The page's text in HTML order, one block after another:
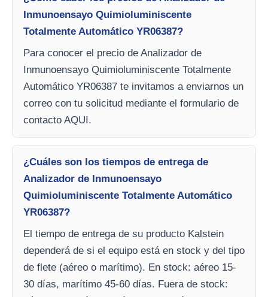
Inmunoensayo Quimioluminiscente
Totalmente Automático YR06387?
Para conocer el precio de Analizador de
Inmunoensayo Quimioluminiscente Totalmente
Automático YR06387 te invitamos a enviarnos un
correo con tu solicitud mediante el formulario de
contacto AQUI.
¿Cuáles son los tiempos de entrega de
Analizador de Inmunoensayo
Quimioluminiscente Totalmente Automático
YR06387?
El tiempo de entrega de su producto Kalstein
dependerá de si el equipo está en stock y del tipo
de flete (aéreo o marítimo). En stock: aéreo 15-
30 días, marítimo 45-60 días. Fuera de stock: